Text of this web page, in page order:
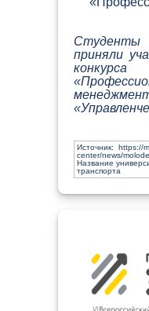
приняли
Источник: https://
center/news/
Название
транспорта